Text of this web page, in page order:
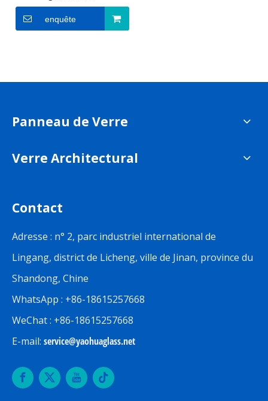
enquête
Panneau de Verre
Verre Architectural
Contact
Adresse : n° 2, parc industriel international de
Lingang, district de Licheng, ville de Jinan, province du
Shandong, Chine
WhatsApp : +86-18615257668
WeChat : +86-18615257668
E-mail: service@yaohuaglass.net